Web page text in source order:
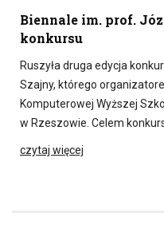
Biennale im. prof.
konkursu
Ruszyła druga edycja
Szajny, którego
Komputerowej Wyższej
w Rzeszowie. Celem
czytaj więcej